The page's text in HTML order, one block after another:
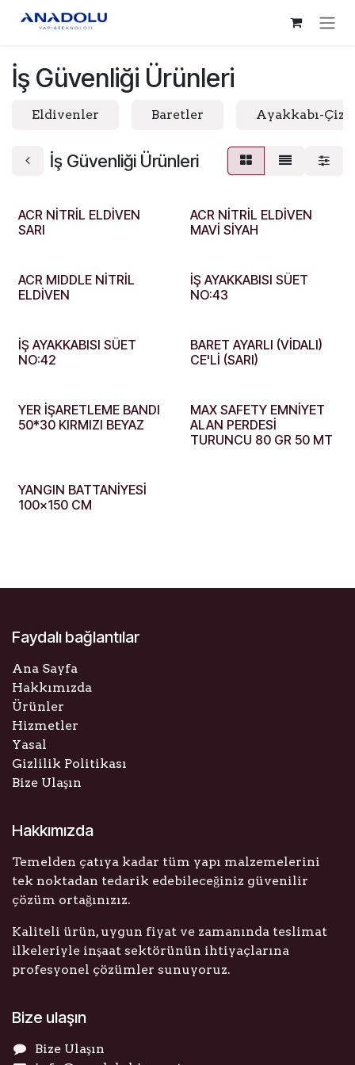
İş Güvenliği Ürünleri
Eldivenler Baretler Ayakkabı-
İş Güvenliği Ürünleri
ACR NİTRİL ELDİVEN
SARI
ACR NİTRİL ELDİVEN
MAVİ SİYAH
ACR MIDDLE NİTRİL
ELDİVEN
İŞ AYAKKABISI SÜET
NO:43
İŞ AYAKKABISI SÜET
NO:42
BARET AYARLI (VİDALI)
CE'Lİ (SARI)
YER İŞARETLEME BANDI
50*30 KIRMIZI BEYAZ
MAX SAFETY EMNİYET
ALAN PERDESİ
TURUNCU 80 GR 50 MT
YANGIN BATTANİYESİ
100x150 CM
Faydalı bağlantılar
Ana Sayfa
Hakkımızda
Ürünler
Hizmetler
Yasal
Gizlilik Politikası
Bize Ulaşın
Hakkımızda
Temelden çatıya kadar tüm yapı malzemelerini
tek noktadan tedarik edebileceğiniz güvenilir
çözüm ortağınızız.
Kaliteli ürün, uygun fiyat ve zamanında teslimat
ilkeleriyle inşaat sektörünün ihtiyaçlarına
profesyonel çözümler sunuyoruz.
Bize ulaşın
Bize Ulaşın